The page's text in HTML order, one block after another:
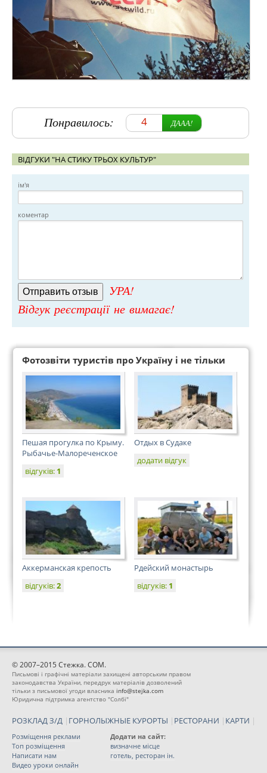
Понравилось: 4 ДААА!
ВІДГУКИ "НА СТИКУ ТРЬОХ КУЛЬТУР"
ім'я
коментар
УРА!
Відгук реєстрації не вимагає!
Фотозвіти туристів про Україну і не тільки
Пешая прогулка по Крыму.
Рыбачье-Малореченское
відгуків: 1
Отдых в Судаке
додати відгук
Аккерманская крепость
відгуків:2
Рдейский монастырь
відгуків: 1
© 2007–2015 Стежка. COM.
Письмові і графічні матеріали захищені авторським правом
законодавства України, передрук матеріалів дозволений
тільки з письмової угоди власника info@stejka.com
Юридична підтримка агентство "Солбі"
РОЗКЛАД З/Д | ГОРНОЛЫЖНЫЕ КУРОРТЫ | РЕСТОРАНИ | КАРТИ |
Розміщення реклами
Топ розміщення
Написати нам
Видео уроки онлайн
Додати на сайт:
визначне місце
готель, ресторан ін.